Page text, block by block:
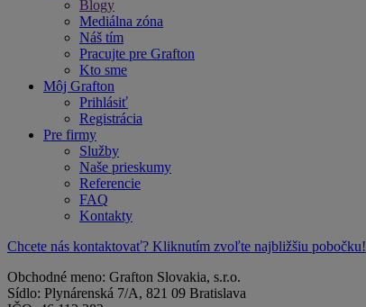
Blogy
Mediálna zóna
Náš tím
Pracujte pre Grafton
Kto sme
Môj Grafton
Prihlásiť
Registrácia
Pre firmy
Služby
Naše prieskumy
Referencie
FAQ
Kontakty
Chcete nás kontaktovať? Kliknutím zvoľte najbližšiu pobočku!
Obchodné meno: Grafton Slovakia, s.r.o.
Sídlo: Plynárenská 7/A, 821 09 Bratislava